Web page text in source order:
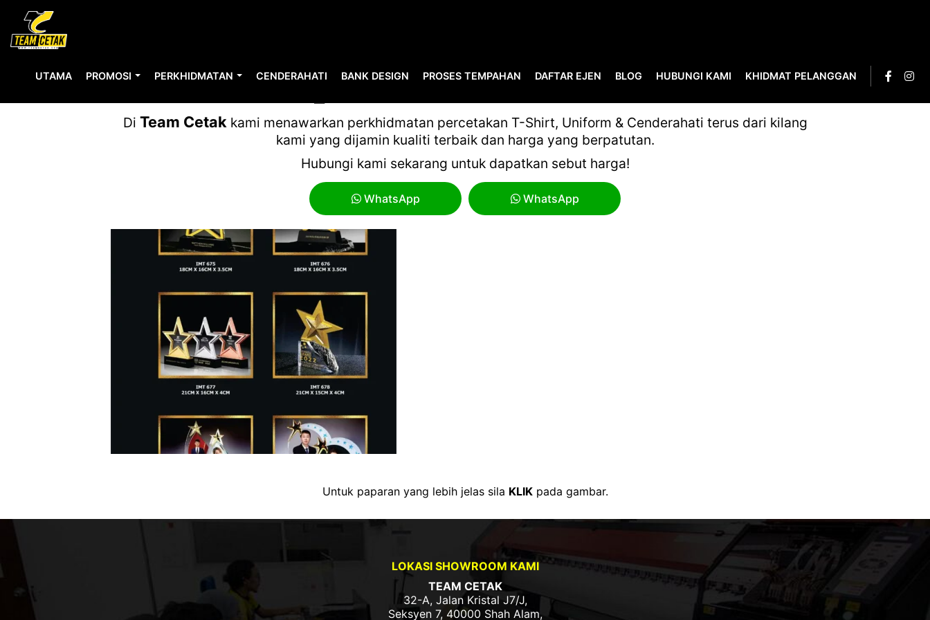
UTAMA PROMOSI PERKHIDMATAN CENDERAHATI BANK DESIGN PROSES TEMPAHAN DAFTAR EJEN BLOG HUBUNGI KAMI KHIDMAT PELANGGAN
Di Team Cetakkami menawarkan perkhidmatan percetakan T-Shirt, Uniform & Cenderahati terus dari kilang
kami yang dijamin kualiti terbaik dan harga yang berpatutan.
Hubungi kami sekarang untuk dapatkan sebut harga!
WhatsApp WhatsApp
Untuk paparan yang lebih jelas sila KLIKpada gambar.
LOKASI SHOWROOM KAMI
TEAM CETAK
32-A, Jalan Kristal J7/J,
Seksyen 7, 40000 Shah Alam,